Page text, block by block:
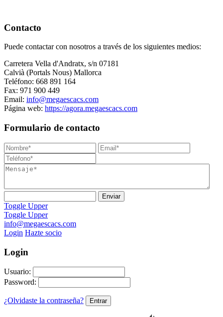
Contacto
Puede contactar con nosotros a través de los siguientes medios:
Carretera Vella d'Andratx, s/n 07181
Calvià (Portals Nous) Mallorca
Teléfono: 668 891 164
Fax: 971 900 449
Email: info@megaescacs.com
Página web: https://agora.megaescacs.com
Formulario de contacto
Toggle Upper
Toggle Upper
info@megaescacs.com
Login Hazte socio
Login
Usuario:
Password:
¿Olvidaste la contraseña?